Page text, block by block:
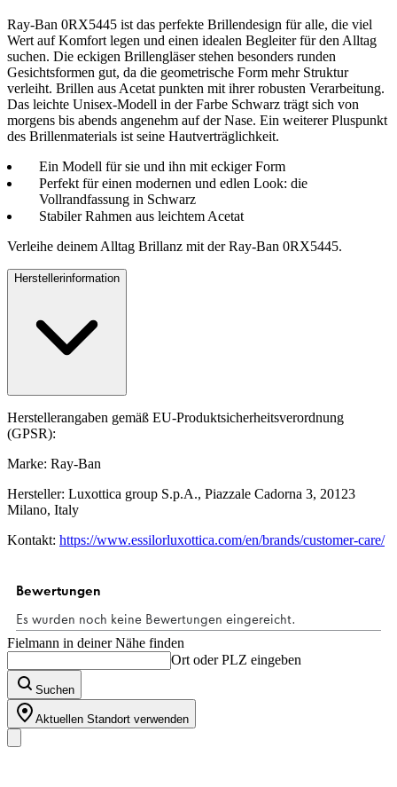
Ray-Ban 0RX5445 ist das perfekte Brillendesign für alle, die viel
Wert auf Komfort legen und einen idealen Begleiter für den Alltag
suchen. Die eckigen Brillengläser stehen besonders runden
Gesichtsformen gut, da die geometrische Form mehr Struktur
verleiht. Brillen aus Acetat punkten mit ihrer robusten Verarbeitung.
Das leichte Unisex-Modell in der Farbe Schwarz trägt sich von
morgens bis abends angenehm auf der Nase. Ein weiterer Pluspunkt
des Brillenmaterials ist seine Hautverträglichkeit.
Ein Modell für sie und ihn mit eckiger Form
Perfekt für einen modernen und edlen Look: die
Vollrandfassung in Schwarz
Stabiler Rahmen aus leichtem Acetat
Verleihe deinem Alltag Brillanz mit der Ray-Ban 0RX5445.
Herstellerinformation
Herstellerangaben gemäß EU-Produktsicherheitsverordnung
(GPSR):
Marke: Ray-Ban
Hersteller: Luxottica group S.p.A., Piazzale Cadorna 3, 20123
Milano, Italy
Kontakt: https://www.essilorluxottica.com/en/brands/customer-care/
Fielmann in deiner Nähe finden
Ort oder PLZ eingeben
Suchen
Aktuellen Standort verwenden